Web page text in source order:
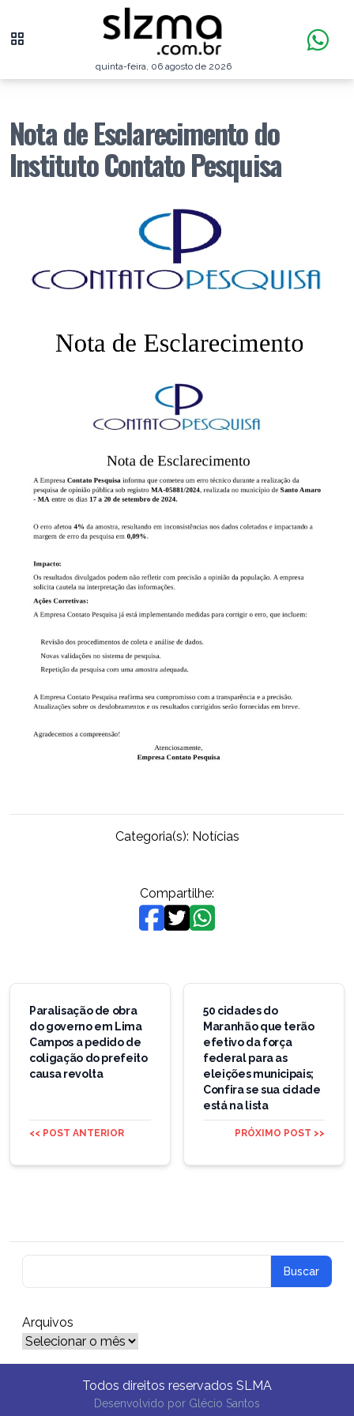
quinta-feira, 06 agosto de 2026
Nota de Esclarecimento do
Instituto Contato Pesquisa
Categoria(s): Notícias
Compartilhe:
Navegação
Post
Paralisação de obra
do governo em Lima
Campos a pedido de
coligação do prefeito
causa revolta
<< POST ANTERIOR
50 cidades do
Maranhão que terão
efetivo da força
federal para as
eleições municipais;
Confira se sua cidade
está na lista
PRÓXIMO POST >>
Arquivos
Arquivos
Todos direitos reservados SLMA
Desenvolvido por Glécio Santos